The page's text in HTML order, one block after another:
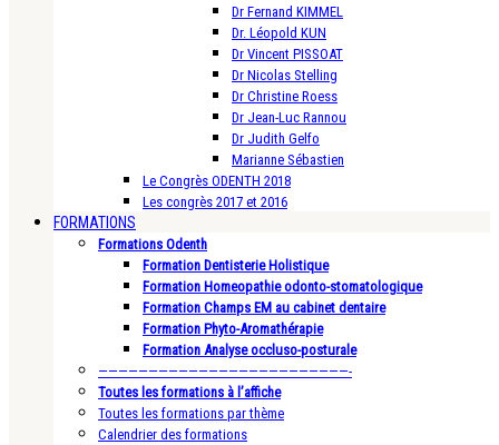
Dr Fernand KIMMEL
Dr. Léopold KUN
Dr Vincent PISSOAT
Dr Nicolas Stelling
Dr Christine Roess
Dr Jean-Luc Rannou
Dr Judith Gelfo
Marianne Sébastien
Le Congrès ODENTH 2018
Les congrès 2017 et 2016
FORMATIONS
Formations Odenth
Formation Dentisterie Holistique
Formation Homeopathie odonto-stomatologique
Formation Champs EM au cabinet dentaire
Formation Phyto-Aromathérapie
Formation Analyse occluso-posturale
—————————————————————————-
Toutes les formations à l’affiche
Toutes les formations par thème
Calendrier des formations